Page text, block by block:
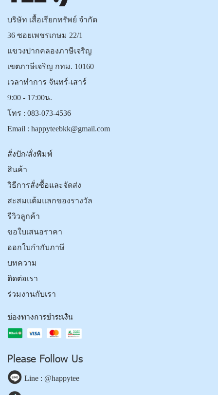
บริษัท เสื้อเรียกทรัพย์ จำกัด
36 ซอยเพชรเกษม 22/1
แขวงปากคลองภาษีเจริญ
เขตภาษีเจริญ กทม. 10160
เวลาทำการ จันทร์-เสาร์
9:00 - 17:00น.
โทร : 083-073-4536
Email : happyteebkk@gmail.com
สั่งปัก/สั่งพิมพ์
สินค้า
วิธีการสั่งซื้อและจัดส่ง
สะสมแต้มแลกของรางวัล
รีวิวลูกค้า
ขอใบเสนอราคา
ออกใบกำกับภาษี
บทความ
ติดต่อเรา
ร่วมงานกับเรา
ช่องทางการชำระเงิน
Please Follow Us
Line : @happytee